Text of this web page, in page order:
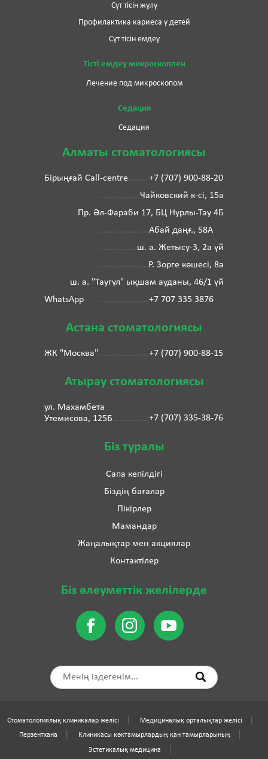
Сүт тісін жұлу
Профилактика кариеса у детей
Сүт тісін емдеу
Тісті емдеу микроскоппен
Лечение под микроскопом
Седация
Седация
Алматы стоматологиясы
Бірыңғай Call-centre
+7 (707) 900-88-20
Чайковский к-сі, 15а
Пр. Әл-Фараби 17, БЦ Нурлы-Тау 4Б
Абай даңғ., 58А
ш. а. Жетысу-3, 2а үй
Р. Зорге көшесі, 8а
ш. а. "Таугүл" ықшам ауданы, 46/1 үй
WhatsApp
+7 707 335 3876
Астана стоматологиясы
ЖК "Москва" +7 (707) 900-88-15
Атырау стоматологиясы
ул. Махамбета
Утемисова, 125Б
+7 (707) 335-38-76
Біз туралы
Сапа кепілдігі
Біздің бағалар
Пікірлер
Мамандар
Жаңалықтар мен акциялар
Контактілер
Біз әлеуметтік желілерде
Стоматологиялық клиникалар желісі Медициналық орталықтар желісі
Перзентхана Клиникасы көктамырлардың қан тамырларының
Эстетикалық медицина